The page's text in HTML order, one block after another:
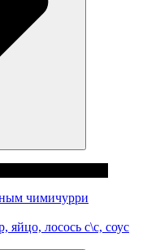
чимичурри
яйцо, лосось с\с, соус